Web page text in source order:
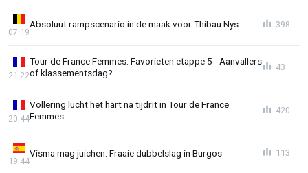
Absoluut rampscenario in de maak voor Thibau Nys
07:19
398
Tour de France Femmes: Favorieten etappe 5 - Aanvallers
of klassementsdag?
21:22
43
Vollering lucht het hart na tijdrit in Tour de France
Femmes
20:44
420
Visma mag juichen: Fraaie dubbelslag in Burgos
19:44
113